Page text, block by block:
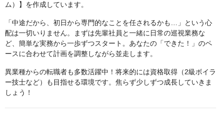
ム）】を作成しています。
「中途だから、初日から専門的なことを任されるかも…」という心
配は一切いりません。まずは先輩社員と一緒に日常の巡視業務な
ど、簡単な実務から一歩ずつスタート。あなたの「できた！」のペ
ースに合わせて計画を調整しながら並走します。
異業種からの転職者も多数活躍中！将来的には資格取得（2級ボイラ
ー技士など）も目指せる環境です。焦らず少しずつ成長していきま
しょう！